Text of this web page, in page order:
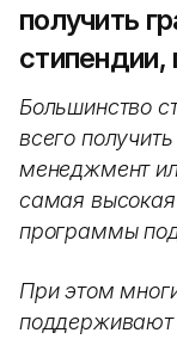
получить
Большинство
всего
менеджмент
самая
программы
При этом